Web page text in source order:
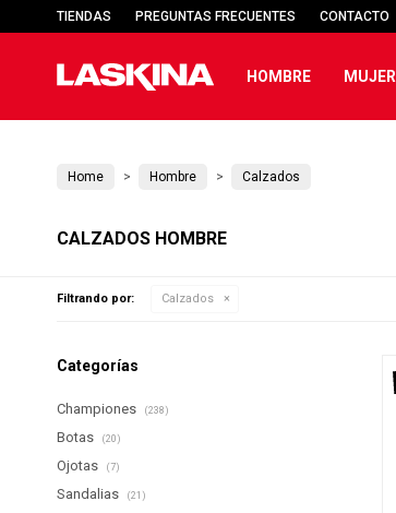
HOMBRE MUJER
TIENDAS PREGUNTAS FRECUENTES CONTACTO
Home Hombre Calzados
CALZADOS HOMBRE
Filtrando por: Calzados
Categorías
Championes (238)
Botas (20)
Ojotas (7)
Sandalias (21)